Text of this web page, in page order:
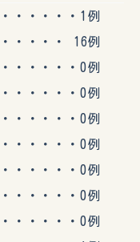
・・・・1例
・・・ 16例
・・・・0例
・・・・0例
・・・・0例
・・・・0例
・・・・0例
・・・・0例
・・・・0例